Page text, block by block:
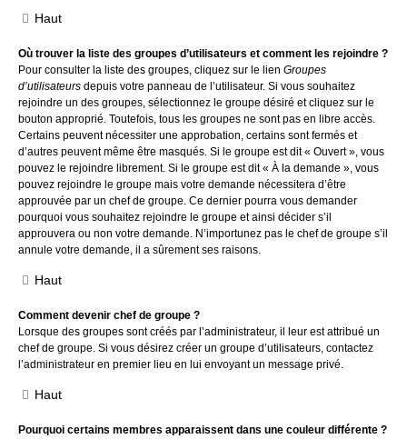
Haut
Où trouver la liste des groupes d’utilisateurs et comment les rejoindre ?
Pour consulter la liste des groupes, cliquez sur le lien Groupes
d’utilisateurs depuis votre panneau de l’utilisateur. Si vous souhaitez
rejoindre un des groupes, sélectionnez le groupe désiré et cliquez sur le
bouton approprié. Toutefois, tous les groupes ne sont pas en libre accès.
Certains peuvent nécessiter une approbation, certains sont fermés et
d’autres peuvent même être masqués. Si le groupe est dit « Ouvert », vous
pouvez le rejoindre librement. Si le groupe est dit « À la demande », vous
pouvez rejoindre le groupe mais votre demande nécessitera d’être
approuvée par un chef de groupe. Ce dernier pourra vous demander
pourquoi vous souhaitez rejoindre le groupe et ainsi décider s’il
approuvera ou non votre demande. N’importunez pas le chef de groupe s’il
annule votre demande, il a sûrement ses raisons.
Haut
Comment devenir chef de groupe ?
Lorsque des groupes sont créés par l’administrateur, il leur est attribué un
chef de groupe. Si vous désirez créer un groupe d’utilisateurs, contactez
l’administrateur en premier lieu en lui envoyant un message privé.
Haut
Pourquoi certains membres apparaissent dans une couleur différente ?